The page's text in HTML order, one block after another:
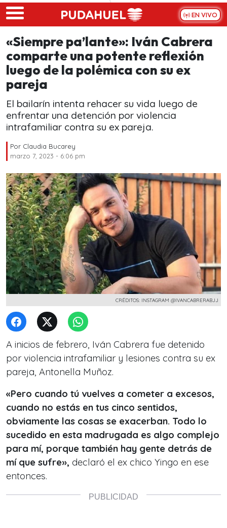
Skip to main content
EN VIVO
«Siempre pa’lante»: Iván Cabrera
comparte una potente reflexión
luego de la polémica con su ex
pareja
El bailarín intenta rehacer su vida luego de
enfrentar una detención por violencia
intrafamiliar contra su ex pareja.
Por Claudia Bucarey
marzo 7, 2023 - 6:06 pm
CRÉDITOS: INSTAGRAM @IVANCABRERABJJ
A inicios de febrero, Iván Cabrera fue detenido
por violencia intrafamiliar y lesiones contra su ex
pareja, Antonella Muñoz.
«Pero cuando tú vuelves a cometer a excesos,
cuando no estás en tus cinco sentidos,
obviamente las cosas se exacerban. Todo lo
sucedido en esta madrugada es algo complejo
para mí, porque también hay gente detrás de
mí que sufre», declaró el ex chico Yingo en ese
entonces.